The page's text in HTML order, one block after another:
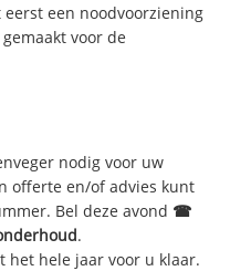
een noodvoorziening
voor de
nodig voor uw
offerte en/of advies kunt
Bel deze avond ☎
.
het hele jaar voor u klaar.